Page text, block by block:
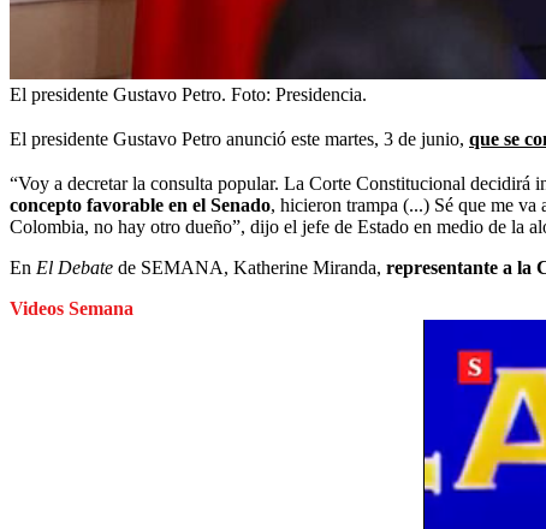
El presidente Gustavo Petro. Foto: Presidencia.
El presidente Gustavo Petro anunció este martes, 3 de junio, que se
“Voy a decretar la consulta popular. La Corte Constitucional decidirá
concepto favorable en el Senado, hicieron trampa (...) Sé que me va
Colombia, no hay otro dueño”, dijo el jefe de Estado en medio de la
En El Debate de SEMANA, Katherine Miranda, representante a la
Videos Semana